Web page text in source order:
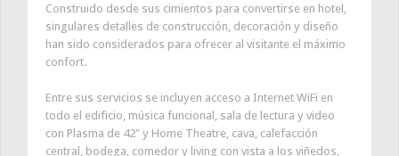
Construido desde sus cimientos para convertirse en hotel,
singulares detalles de construcción, decoración y diseño
han sido considerados para ofrecer al visitante el máximo
confort.
Entre sus servicios se incluyen acceso a Internet WiFi en
todo el edificio, música funcional, sala de lectura y video
con Plasma de 42" y Home Theatre, cava, calefacción
central, bodega, comedor y living con vista a los viñedos,